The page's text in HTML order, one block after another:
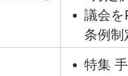
議会を
条例
特集